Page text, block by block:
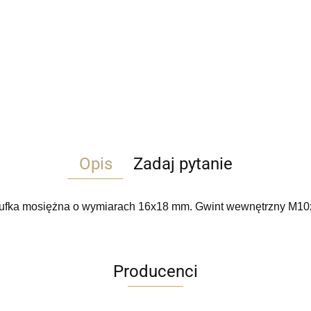
Opis Zadaj pytanie
mosiężna o wymiarach 16x18 mm. Gwint wewnętrzny
Producenci